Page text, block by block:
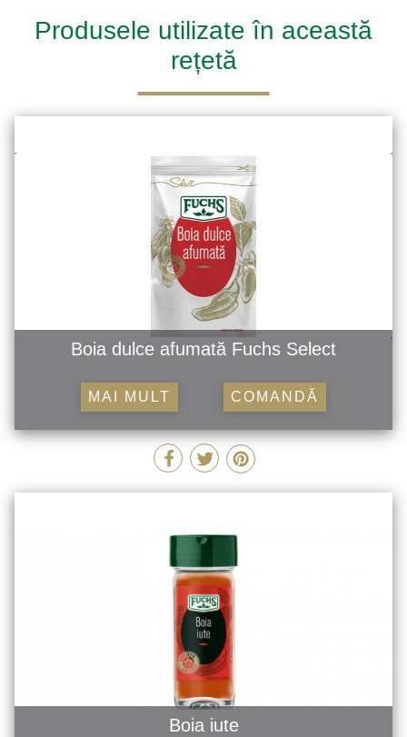
Produsele utilizate în această
rețetă
Boia dulce afumată Fuchs Select
MAI MULT COMANDĂ
Boia iute